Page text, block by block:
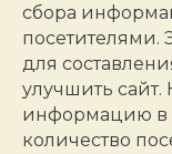
сбора
посетителями.
для
улучшить сайт.
информацию в
количество